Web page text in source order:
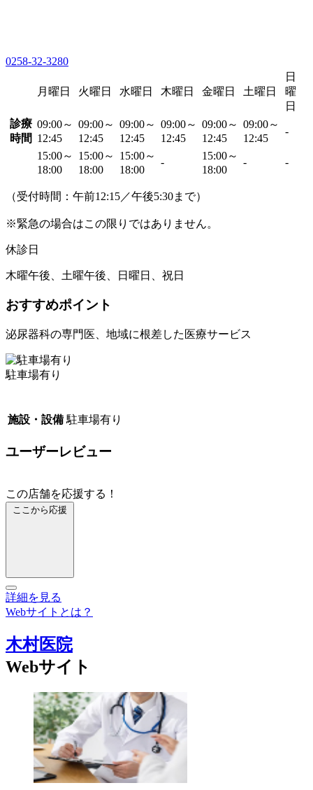
0258-32-3280
月曜日 火曜日 水曜日 木曜日 金曜日 土曜日
日
曜
日
診療
時間
09:00～
12:45
09:00～
12:45
09:00～
12:45
09:00～
12:45
09:00～
12:45
09:00～
12:45
-
15:00～
18:00
15:00～
18:00
15:00～
18:00
-
15:00～
18:00
- -
（受付時間：午前12:15／午後5:30まで）
※緊急の場合はこの限りではありません。
休診日
木曜午後、土曜午後、日曜日、祝日
おすすめポイント
泌尿器科の専門医、地域に根差した医療サービス
駐車場有り
施設・設備 駐車場有り
ユーザーレビュー
この店舗を応援する！
ここから応援
詳細を見る
Webサイトとは？
木村医院
Webサイト